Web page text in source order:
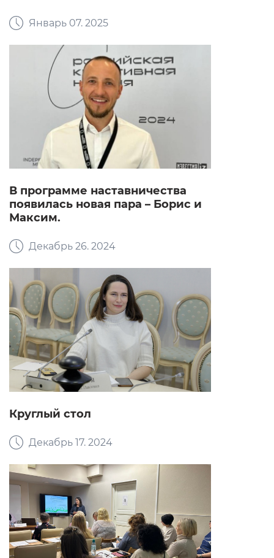
Январь 07. 2025
В программе наставничества
появилась новая пара – Борис и
Максим.
Декабрь 26. 2024
Круглый стол
Декабрь 17. 2024